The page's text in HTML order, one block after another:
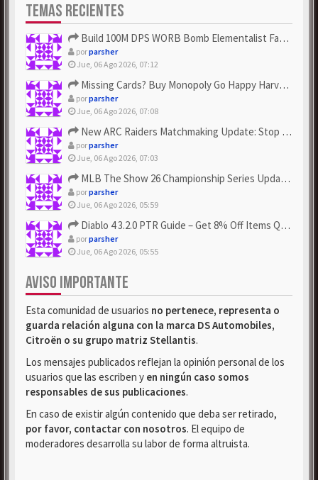
TEMAS RECIENTES
Build 100M DPS WORB Bomb Elementalist Fast - Grab POE Curren...
porparsher
Jue, 06 Ago 2026, 07:12
Missing Cards? Buy Monopoly Go Happy Harvest with Looney Tun...
porparsher
Jue, 06 Ago 2026, 07:08
New ARC Raiders Matchmaking Update: Stop Failed - Grab Bluep...
porparsher
Jue, 06 Ago 2026, 07:03
MLB The Show 26 Championship Series Update! Get Cheap & ...
porparsher
Jue, 06 Ago 2026, 05:59
Diablo 4 3.2.0 PTR Guide – Get 8% Off Items Quickly to Test ...
porparsher
Jue, 06 Ago 2026, 05:55
AVISO IMPORTANTE
Esta comunidad de usuarios no pertenece, representa o
guarda relación alguna con la marca DS Automobiles,
Citroën o su grupo matriz Stellantis.
Los mensajes publicados reflejan la opinión personal de los
usuarios que las escriben y en ningún caso somos
responsables de sus publicaciones.
En caso de existir algún contenido que deba ser retirado,
por favor, contactar con nosotros. El equipo de
moderadores desarrolla su labor de forma altruista.